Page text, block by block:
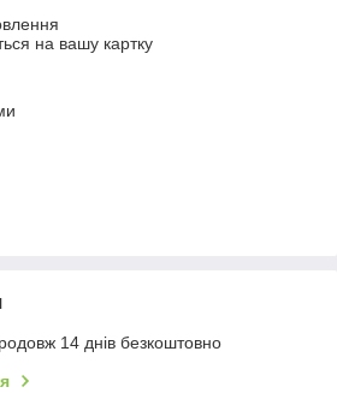
на вашу картку
14 днів безкоштовно